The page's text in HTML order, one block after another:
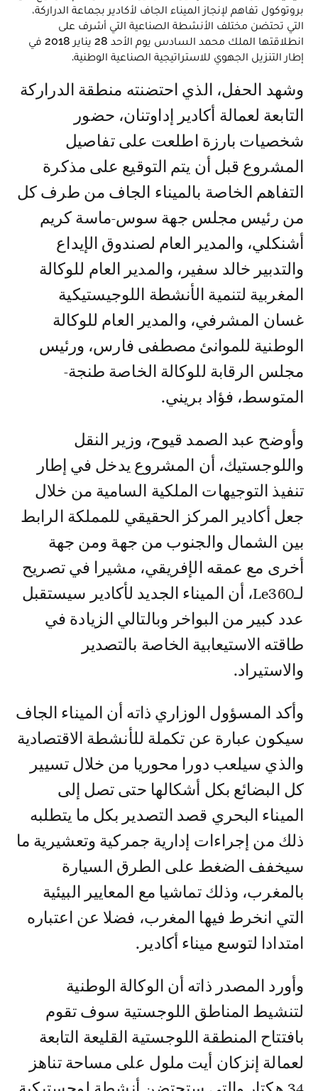
بروتوكول تفاهم لإنجاز الميناء الجاف لأكادير بجماعة الدراركة،
التي تحتضن مختلف الأنشطة الصناعية التي أشرف على
انطلاقتها الملك محمد السادس يوم الأحد 28 يناير 2018 في
إطار التنزيل الجهوي للاستراتيجية الصناعية الوطنية.
وشهد الحفل، الذي احتضنته منطقة الدراركة
التابعة لعمالة أكادير إداوتنان، حضور
شخصيات بارزة اطلعت على تفاصيل
المشروع قبل أن يتم التوقيع على مذكرة
التفاهم الخاصة بالميناء الجاف من طرف كل
من رئيس مجلس جهة سوس-ماسة كريم
أشنكلي، والمدير العام لصندوق الإيداع
والتدبير خالد سفير، والمدير العام للوكالة
المغربية لتنمية الأنشطة اللوجيستيكية
غسان المشرفي، والمدير العام للوكالة
الوطنية للموانئ مصطفى فارس، ورئيس
مجلس الرقابة للوكالة الخاصة طنجة-
المتوسط، فؤاد بريني.
وأوضح عبد الصمد قيوح، وزير النقل
واللوجستيك، أن المشروع يدخل في إطار
تنفيذ التوجيهات الملكية السامية من خلال
جعل أكادير المركز الحقيقي للمملكة الرابط
بين الشمال والجنوب من جهة ومن جهة
أخرى مع عمقه الإفريقي، مشيرا في تصريح
لـLe360، أن الميناء الجديد لأكادير سيستقبل
عدد كبير من البواخر وبالتالي الزيادة في
طاقته الاستيعابية الخاصة بالتصدير
والاستيراد.
وأكد المسؤول الوزاري ذاته أن الميناء الجاف
سيكون عبارة عن تكملة للأنشطة الاقتصادية
والذي سيلعب دورا محوريا من خلال تسيير
كل البضائع بكل أشكالها حتى تصل إلى
الميناء البحري قصد التصدير بكل ما يتطلبه
ذلك من إجراءات إدارية جمركية وتعشيرية ما
سيخفف الضغط على الطرق السيارة
بالمغرب، وذلك تماشيا مع المعايير البيئية
التي انخرط فيها المغرب، فضلا عن اعتباره
امتدادا لتوسع ميناء أكادير.
وأورد المصدر ذاته أن الوكالة الوطنية
لتنشيط المناطق اللوجستية سوف تقوم
بافتتاح المنطقة اللوجستية القليعة التابعة
لعمالة إنزكان أيت ملول على مساحة تناهز